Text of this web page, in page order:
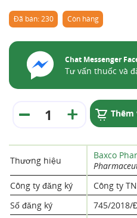
Đã bán: 230 Còn hàng
Chat Messenger
Tư vấn thuốc và
Thêm
Thương hiệu Baxco
Công ty đăng ký
Công ty
Số đăng ký
745/2018/